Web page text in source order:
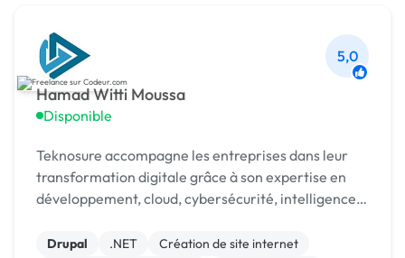
Hamad Witti Moussa
Disponible
5,0
Teknosure accompagne les entreprises dans leur
transformation digitale grâce à son expertise en
développement, cloud, cybersécurité, intelligence
Drupal .NET
Création de site internet